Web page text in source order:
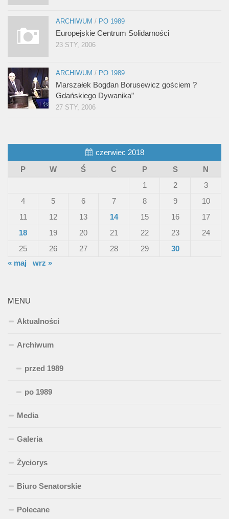
ARCHIWUM / PO 1989
Europejskie Centrum Solidarności
23 STY, 2006
ARCHIWUM / PO 1989
Marszałek Bogdan Borusewicz gościem ?
Gdańskiego Dywanika”
27 STY, 2006
czerwiec 2018
P
W Ś C P S
N
1
2
3
4
5 6 7 8 9
10
11
12 13 14 15 16
17
18
19 20 21 22 23
24
25
26 27 28 29
30
« maj
wrz »
MENU
Aktualności
Archiwum
przed 1989
po 1989
Media
Galeria
Życiorys
Biuro Senatorskie
Polecane